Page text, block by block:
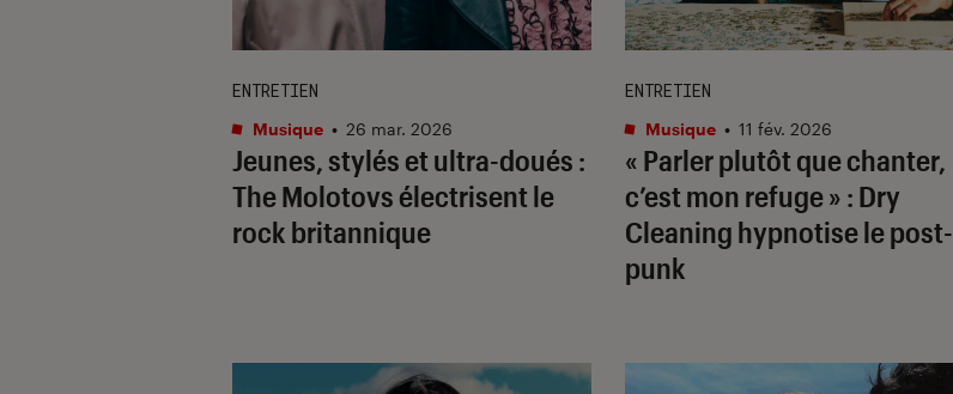
Jeunes, stylés et ultra-doués :
The Molotovs électrisent le
rock britannique
ENTRETIEN
Musique • 26 mar. 2026
« Parler plutôt que chanter,
c’est mon refuge » : Dry
Cleaning hypnotise le post-
punk
ENTRETIEN
Musique • 11 fév. 2026